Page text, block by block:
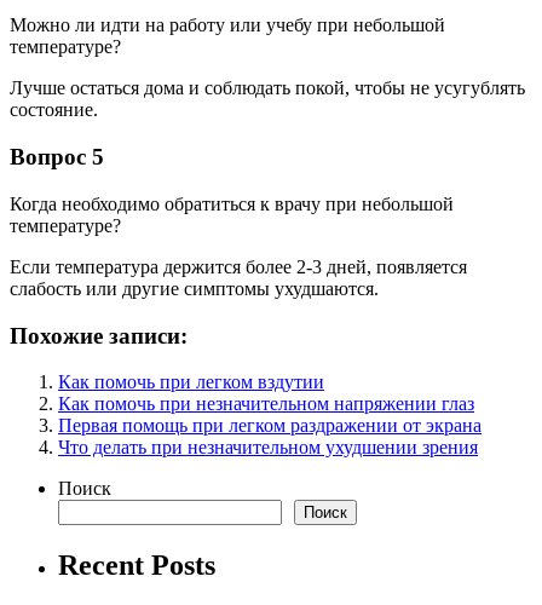
Можно ли идти на работу или учебу при небольшой
температуре?
Лучше остаться дома и соблюдать покой, чтобы не усугублять
состояние.
Вопрос 5
Когда необходимо обратиться к врачу при небольшой
температуре?
Если температура держится более 2-3 дней, появляется
слабость или другие симптомы ухудшаются.
Похожие записи:
Как помочь при легком вздутии
Как помочь при незначительном напряжении глаз
Первая помощь при легком раздражении от экрана
Что делать при незначительном ухудшении зрения
Поиск
Поиск
Recent Posts